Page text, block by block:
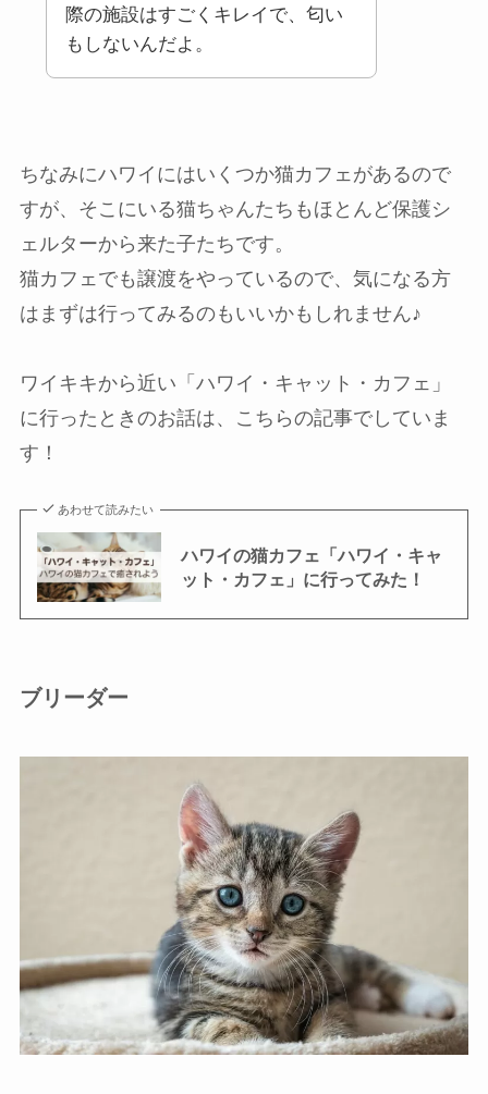
際の施設はすごくキレイで、匂い
もしないんだよ。
ちなみにハワイにはいくつか猫カフェがあるので
すが、そこにいる猫ちゃんたちもほとんど保護シ
ェルターから来た子たちです。
猫カフェでも譲渡をやっているので、気になる方
はまずは行ってみるのもいいかもしれません♪
ワイキキから近い「ハワイ・キャット・カフェ」
に行ったときのお話は、こちらの記事でしていま
す！
あわせて読みたい
ハワイの猫カフェ「ハワイ・キャ
ット・カフェ」に行ってみた！
ブリーダー